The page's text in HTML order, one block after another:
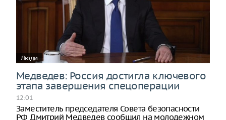
Люди
Медведев: Россия достигла ключевого
этапа завершения спецоперации
12:01
Заместитель председателя Совета безопасности
РФ Дмитрий Медведев сообщил на молодежном